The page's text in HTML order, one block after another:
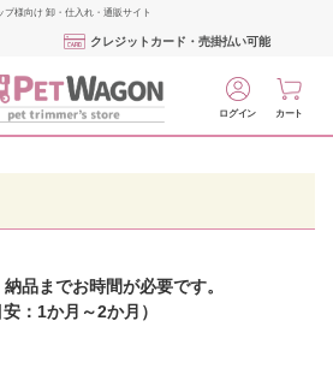
様向け 卸・仕入れ・通販サイト
クレジットカード・売掛払い可能
ログイン カート
品までお時間が必要です。
安：1か月～2か月）